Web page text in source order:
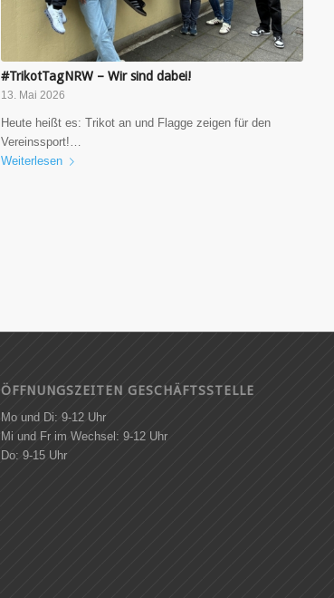
#TrikotTagNRW – Wir sind dabei!
13. Mai 2026
Heute heißt es: Trikot an und Flagge zeigen für den
Vereinssport!…
Weiterlesen
ÖFFNUNGSZEITEN GESCHÄFTSSTELLE
Mo und Di: 9-12 Uhr
Mi und Fr im Wechsel: 9-12 Uhr
Do: 9-15 Uhr